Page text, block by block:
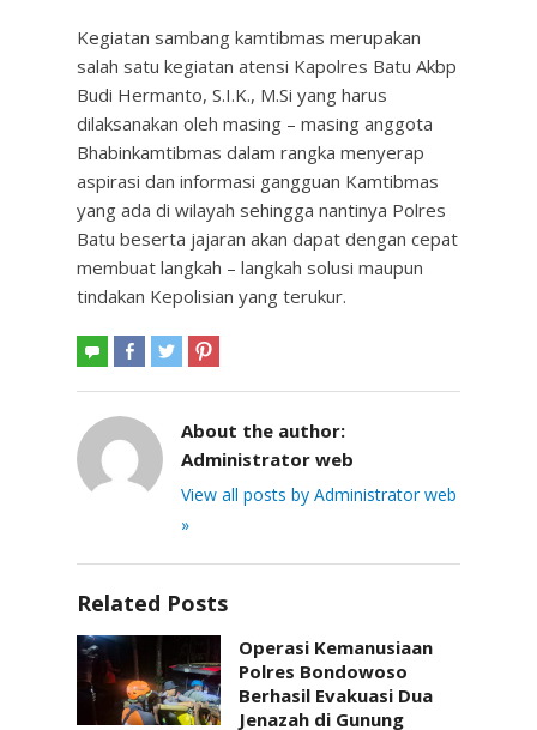
Kegiatan sambang kamtibmas merupakan
salah satu kegiatan atensi Kapolres Batu Akbp
Budi Hermanto, S.I.K., M.Si yang harus
dilaksanakan oleh masing – masing anggota
Bhabinkamtibmas dalam rangka menyerap
aspirasi dan informasi gangguan Kamtibmas
yang ada di wilayah sehingga nantinya Polres
Batu beserta jajaran akan dapat dengan cepat
membuat langkah – langkah solusi maupun
tindakan Kepolisian yang terukur.
About the author:
Administrator web
View all posts by Administrator web
»
Related Posts
Operasi Kemanusiaan
Polres Bondowoso
Berhasil Evakuasi Dua
Jenazah di Gunung